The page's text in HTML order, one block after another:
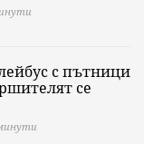
с пътници
се